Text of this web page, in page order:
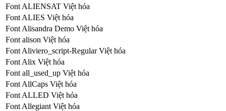
Font ALIENSAT Việt hóa
Font ALIES Việt hóa
Font Alisandra Demo Việt hóa
Font alison Việt hóa
Font Aliviero_script-Regular Việt hóa
Font Alix Việt hóa
Font all_used_up Việt hóa
Font AllCaps Việt hóa
Font ALLED Việt hóa
Font Allegiant Việt hóa